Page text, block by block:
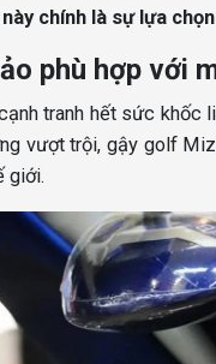
chính là sự lựa
phù hợp với
tranh hết sức khốc
vượt trội, gậy golf
giới.